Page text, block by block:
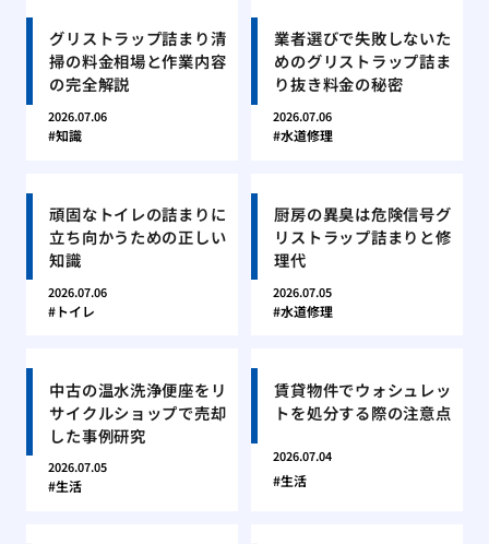
グリストラップ詰まり清
掃の料金相場と作業内容
の完全解説
2026.07.06
知識
業者選びで失敗しないた
めのグリストラップ詰ま
り抜き料金の秘密
2026.07.06
水道修理
頑固なトイレの詰まりに
立ち向かうための正しい
知識
2026.07.06
トイレ
厨房の異臭は危険信号グ
リストラップ詰まりと修
理代
2026.07.05
水道修理
中古の温水洗浄便座をリ
サイクルショップで売却
した事例研究
2026.07.05
生活
賃貸物件でウォシュレッ
トを処分する際の注意点
2026.07.04
生活